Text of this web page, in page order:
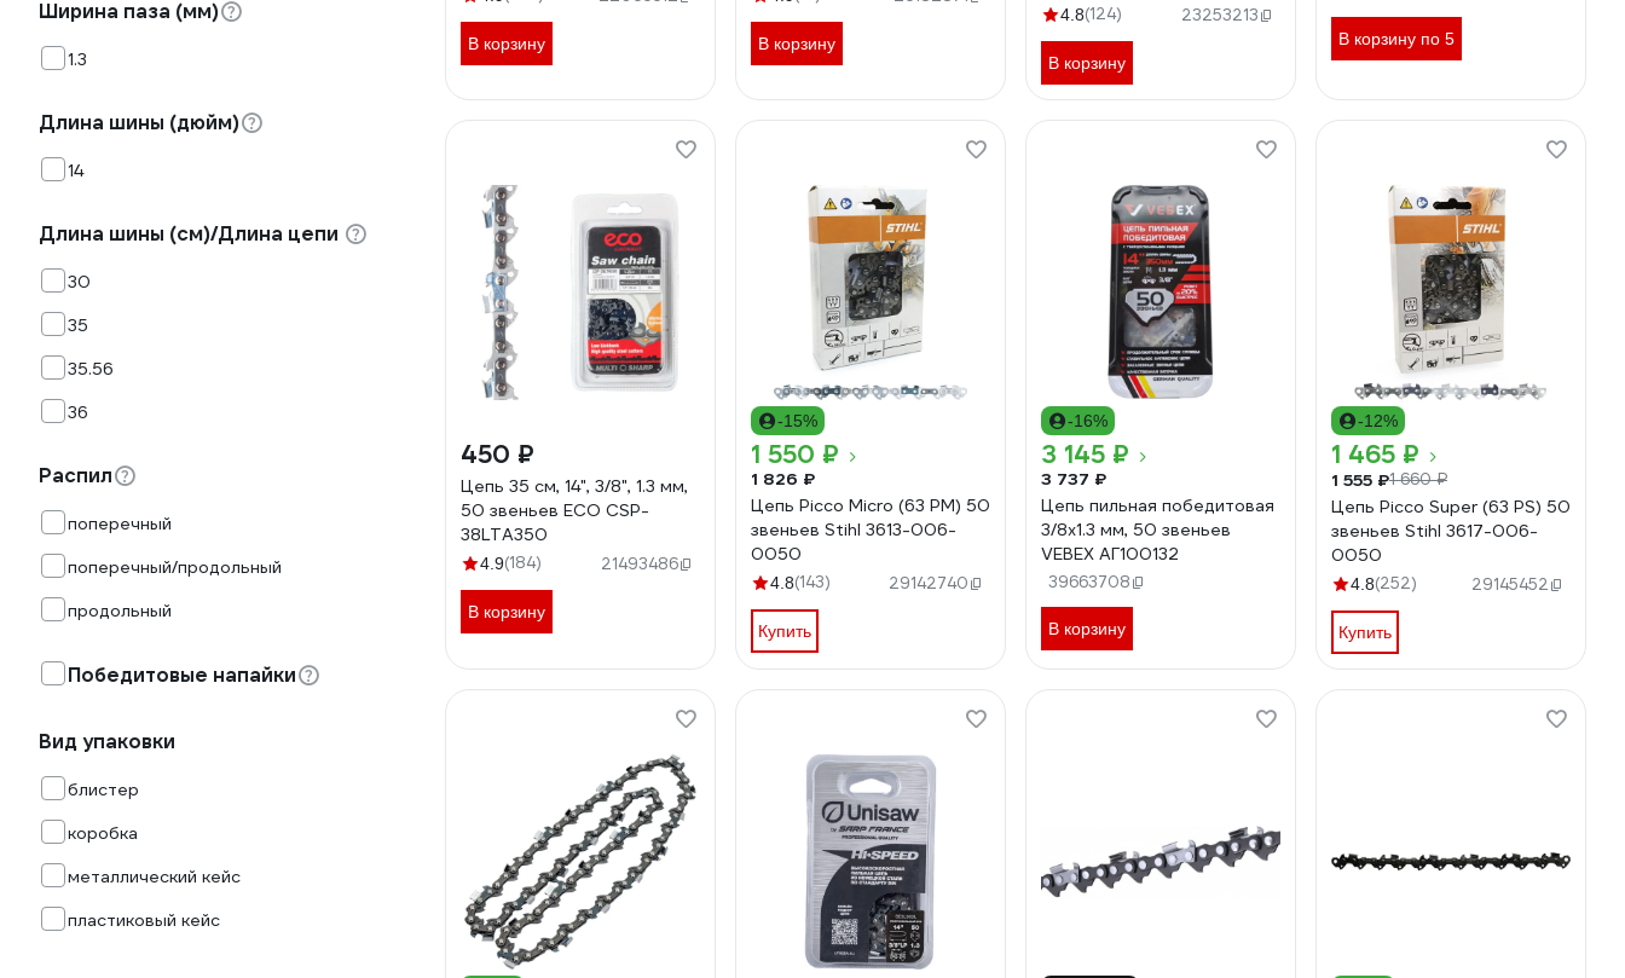
Ширина паза (мм)
1.3
Длина шины (дюйм)
14
Длина шины (см)/Длина цепи
30
35
35.56
36
Распил
поперечный
поперечный/продольный
продольный
Победитовые напайки
Вид упаковки
блистер
коробка
металлический кейс
пластиковый кейс
В корзину В корзину
4.8(124) 23253213
В корзину
В корзину по 5
450 ₽
Цепь 35 см, 14", 3/8", 1.3 мм,
50 звеньев ECO CSP-
38LTA350
4.9(184) 21493486
В корзину
-15%
1 550 ₽
1 826 ₽
Цепь Picco Micro (63 PM) 50
звеньев Stihl 3613-006-
0050
4.8(143) 29142740
Купить
-16%
3 145 ₽
3 737 ₽
Цепь пильная победитовая
3/8x1.3 мм, 50 звеньев
VEBEX АГ100132
39663708
В корзину
-12%
1 465 ₽
1 555 ₽1 660 ₽
Цепь Picco Super (63 PS) 50
звеньев Stihl 3617-006-
0050
4.8(252) 29145452
Купить